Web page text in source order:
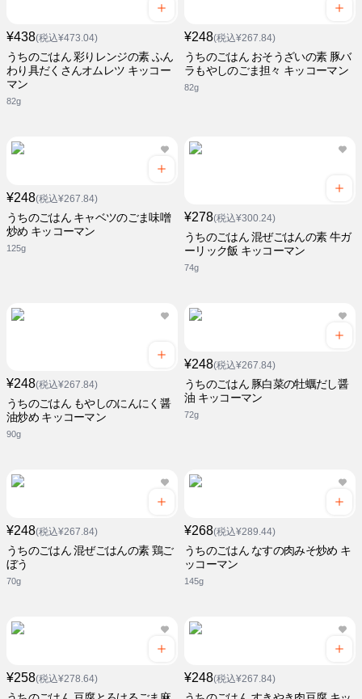
¥438(税込¥473.04)
うちのごはん 彩りレンジの素 ふん
わり具だくさんオムレツ キッコー
マン
82g
¥248(税込¥267.84)
うちのごはん おそうざいの素 豚バ
ラもやしのごま担々 キッコーマン
82g
¥248(税込¥267.84)
うちのごはん キャベツのごま味噌
炒め キッコーマン
125g
¥278(税込¥300.24)
うちのごはん 混ぜごはんの素 牛ガ
ーリック飯 キッコーマン
74g
¥248(税込¥267.84)
うちのごはん もやしのにんにく醤
油炒め キッコーマン
90g
¥248(税込¥267.84)
うちのごはん 豚白菜の牡蠣だし醤
油 キッコーマン
72g
¥248(税込¥267.84)
うちのごはん 混ぜごはんの素 鶏ご
ぼう
70g
¥268(税込¥289.44)
うちのごはん なすの肉みそ炒め キ
ッコーマン
145g
¥258(税込¥278.64) ¥248(税込¥267.84)